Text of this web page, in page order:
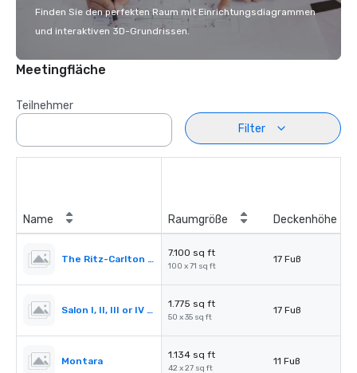
Finden Sie den perfekten Raum mit Einrichtungsdiagrammen
und interaktiven 3D-Grundrissen.
Meetingfläche
Teilnehmer
Filter
Name Raumgröße Deckenhöhe
The Ritz-Carlton Ballroom
7.100 sq ft
100 x 71 sq ft
17 Fuß
Salon I, II, III or IV (Ballroom)
1.775 sq ft
50 x 35 sq ft
17 Fuß
Montara
1.134 sq ft
42 x 27 sq ft
11 Fuß